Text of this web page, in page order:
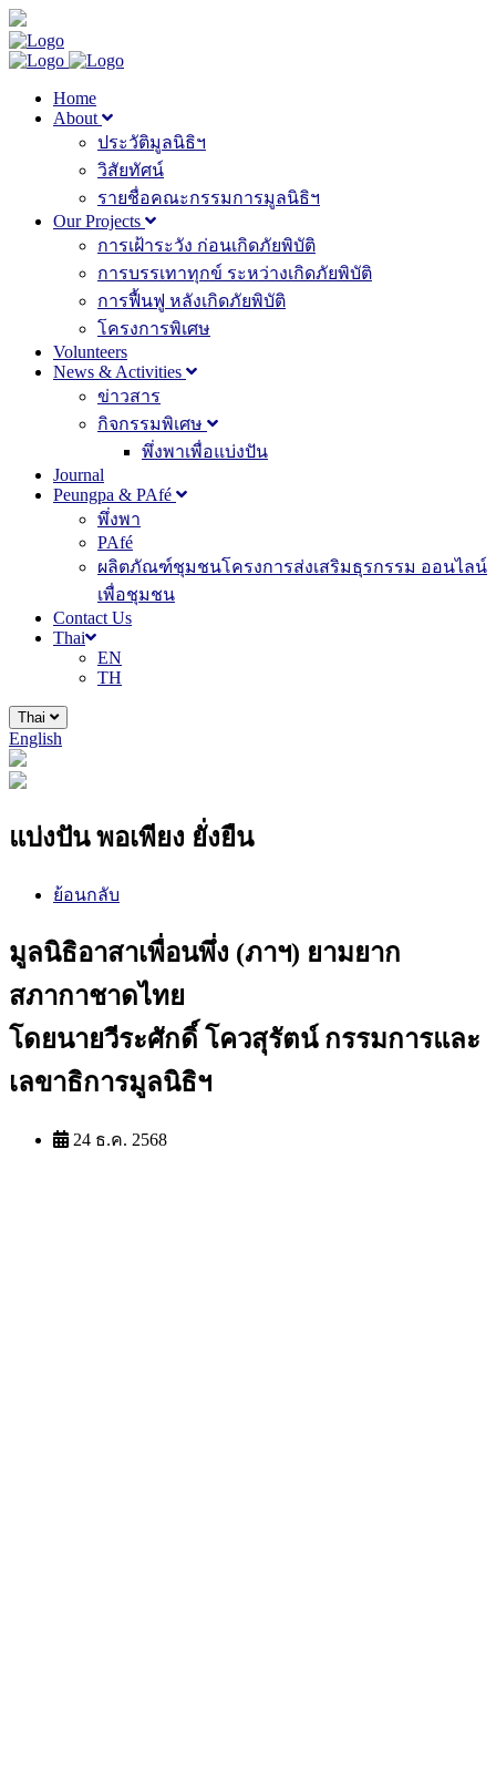
Home
About
ประวัติมูลนิธิฯ
วิสัยทัศน์
รายชื่อคณะกรรมการมูลนิธิฯ
Our Projects
การเฝ้าระวัง ก่อนเกิดภัยพิบัติ
การบรรเทาทุกข์ ระหว่างเกิดภัยพิบัติ
การฟื้นฟู หลังเกิดภัยพิบัติ
โครงการพิเศษ
Volunteers
News & Activities
ข่าวสาร
กิจกรรมพิเศษ
พึ่งพาเพื่อแบ่งปัน
Journal
Peungpa & PAfé
พึ่งพา
PAfé
ผลิตภัณฑ์ชุมชนโครงการส่งเสริมธุรกรรม ออนไลน์
เพื่อชุมชน
Contact Us
Thai
EN
TH
Thai
English
แบ่งปัน พอเพียง ยั่งยืน
ย้อนกลับ
มูลนิธิอาสาเพื่อนพึ่ง (ภาฯ) ยามยาก
สภากาชาดไทย
โดยนายวีระศักดิ์ โควสุรัตน์ กรรมการและ
เลขาธิการมูลนิธิฯ
24 ธ.ค. 2568